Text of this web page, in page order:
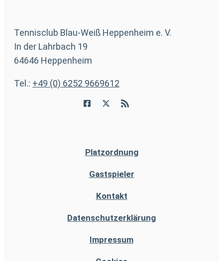
Tennisclub Blau-Weiß Heppenheim e. V.
In der Lahrbach 19
64646 Heppenheim
Tel.: +49 (0) 6252 9669612
Platzordnung
Gastspieler
Kontakt
Datenschutzerklärung
Impressum